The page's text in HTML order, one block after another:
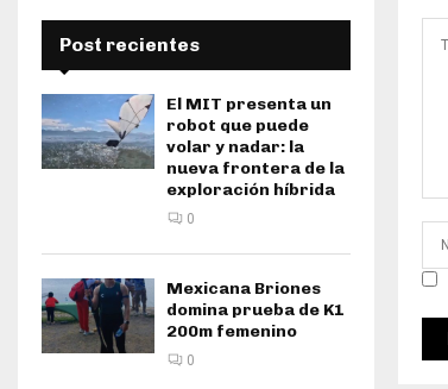
Post recientes
El MIT presenta un
robot que puede
volar y nadar: la
nueva frontera de la
exploración híbrida
0
Mexicana Briones
domina prueba de K1
200m femenino
0